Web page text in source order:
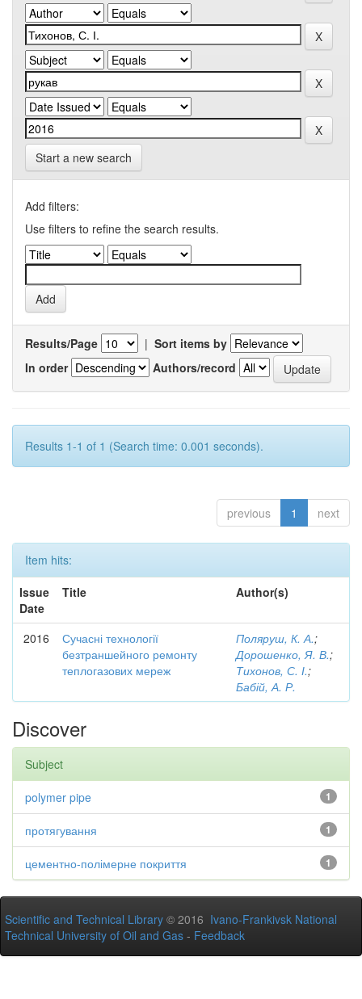
Start a new search
Add filters:
Use filters to refine the search results.
Results/Page | Sort items by
In order
Authors/record
Results 1-1 of 1 (Search time: 0.001 seconds).
previous 1 next
Item hits:
Issue
Date
Title Author(s)
2016
Сучасні технології
безтраншейного ремонту
теплогазових мереж
Поляруш, К. А.;
Дорошенко, Я. В.;
Тихонов, С. І.;
Бабій, А. Р.
Discover
Subject
1
polymer pipe
1
протягування
1
цементно-полімерне покриття
Scientific and Technical Library © 2016 Ivano-Frankivsk National
Technical University of Oil and Gas - Feedback